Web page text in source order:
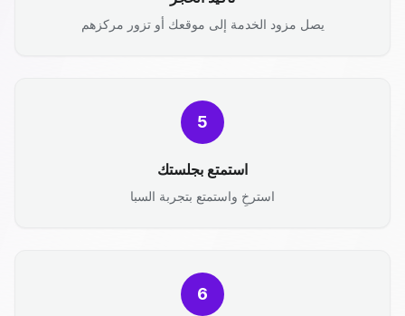
يصل مزود الخدمة إلى موقعك أو تزور مركزهم
5
استمتع بجلستك
استرخِ واستمتع بتجربة السبا
6